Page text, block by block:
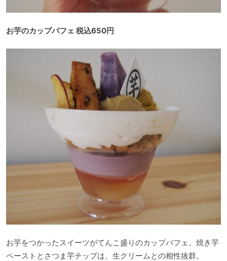
お芋のカップパフェ 税込650円
お芋をつかったスイーツがてんこ盛りのカップパフェ。焼き芋
ペーストとさつま芋チップは、生クリームとの相性抜群。